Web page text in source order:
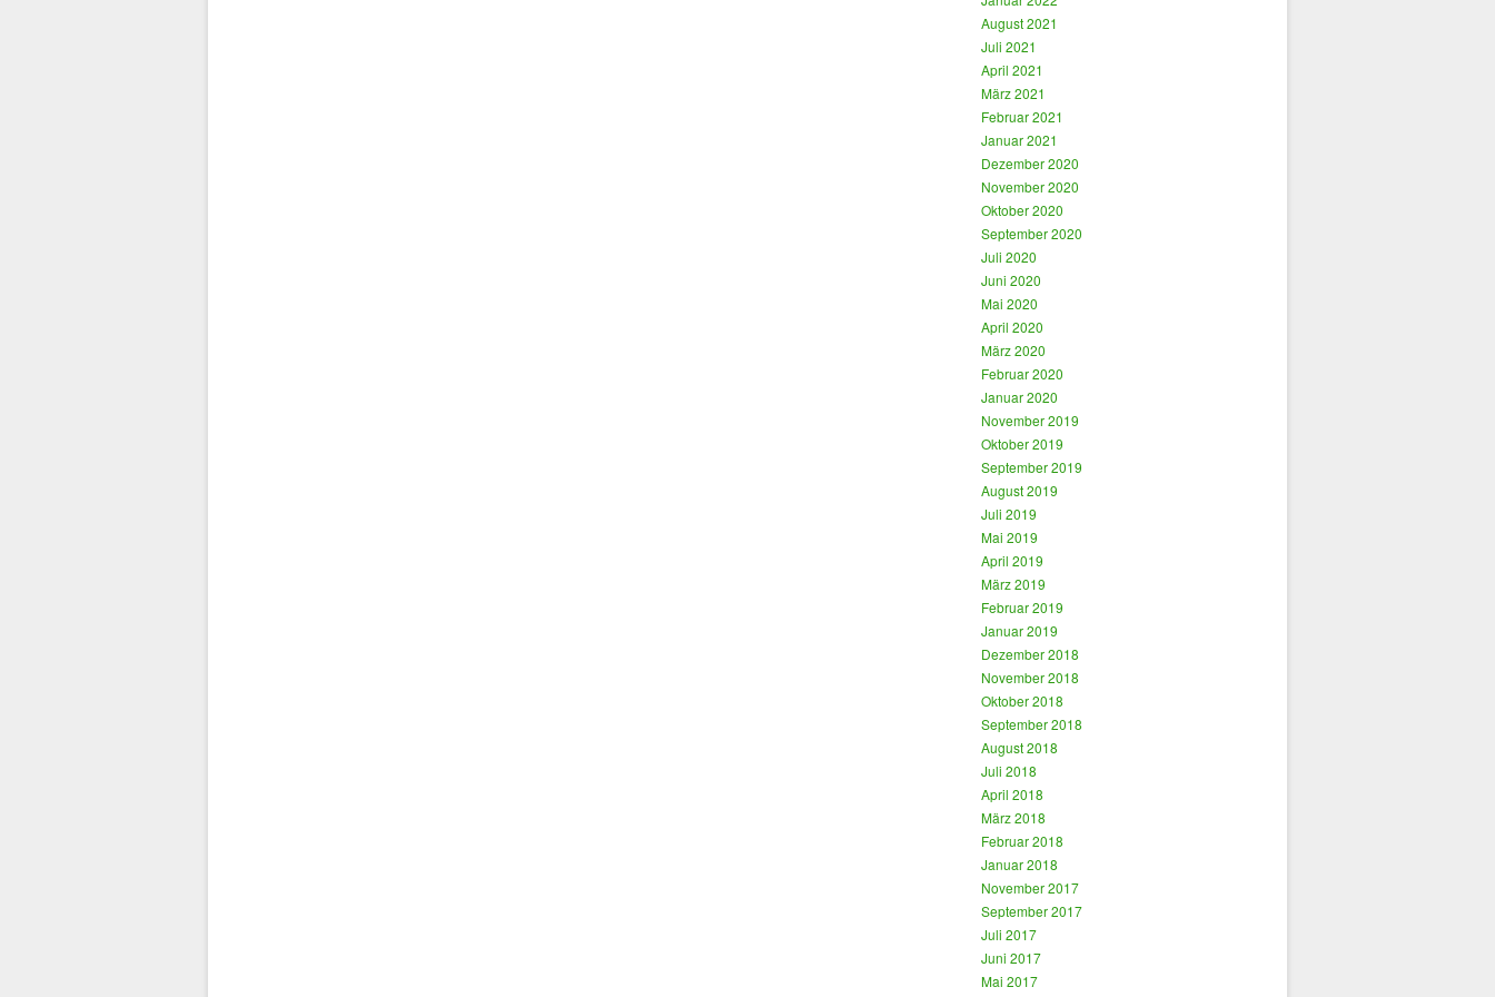
August 2021
Juli 2021
April 2021
März 2021
Februar 2021
Januar 2021
Dezember 2020
November 2020
Oktober 2020
September 2020
Juli 2020
Juni 2020
Mai 2020
April 2020
März 2020
Februar 2020
Januar 2020
November 2019
Oktober 2019
September 2019
August 2019
Juli 2019
Mai 2019
April 2019
März 2019
Februar 2019
Januar 2019
Dezember 2018
November 2018
Oktober 2018
September 2018
August 2018
Juli 2018
April 2018
März 2018
Februar 2018
Januar 2018
November 2017
September 2017
Juli 2017
Juni 2017
Mai 2017